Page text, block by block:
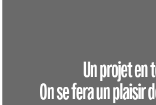
Un projet en
On se fera un plaisir